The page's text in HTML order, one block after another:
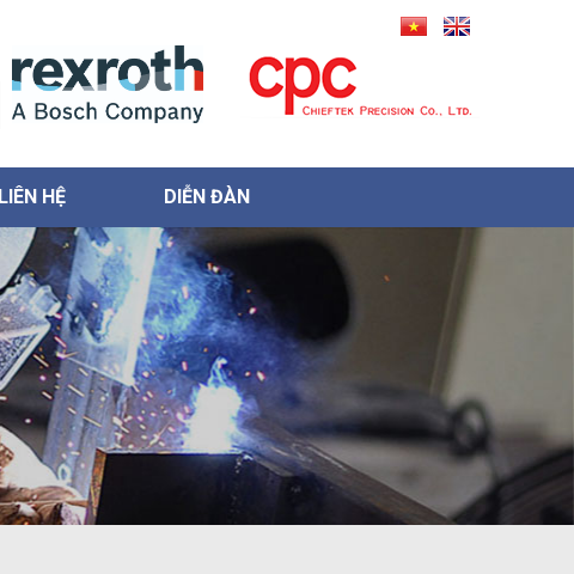
LIÊN HỆ DIỄN ĐÀN